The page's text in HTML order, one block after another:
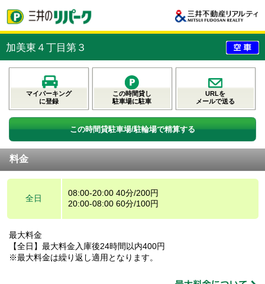
加美東４丁目第３
マイパーキング
に登録
この時間貸し
駐車場に駐車
URLを
メールで送る
この時間貸駐車場/駐輪場で精算する
料金
全日
08:00-20:00 40分/200円
20:00-08:00 60分/100円
最大料金
【全日】最大料金入庫後24時間以内400円
※最大料金は繰り返し適用となります。